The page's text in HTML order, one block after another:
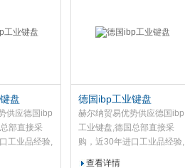
盘
供应德国ibp
部直接采
工业品经验,
德国ibp工业键盘
赫尔纳贸易优势供应德国ibp
工业键盘,德国总部直接采
购，近30年进口工业品经验,
查看详情